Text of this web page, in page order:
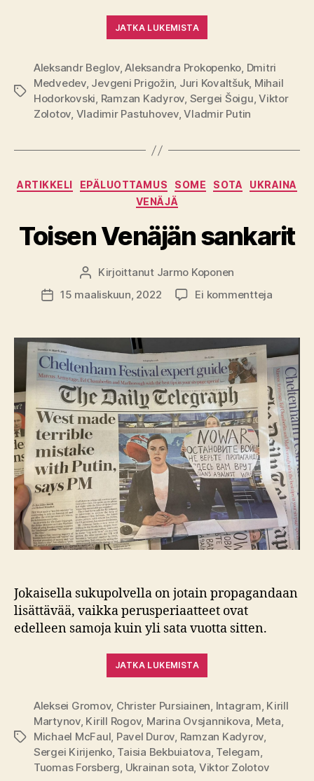
JATKA LUKEMISTA
Avainsanat
Aleksandr Beglov,Aleksandra Prokopenko, Dmitri
Medvedev, Jevgeni Prigožin, Juri Kovaltšuk, Mihail
Hodorkovski, Ramzan Kadyrov, Sergei Šoigu,Viktor
Zolotov, Vladimir Pastuhovev,Vladmir Putin
Kategoriat
ARTIKKELI EPÄLUOTTAMUS SOME SOTA
UKRAINA
VENÄJÄ
Toisen Venäjän sankarit
Kirjoittaja
Kirjoittanut Jarmo Koponen
Julkaisupäivämäärä
15 maaliskuun, 2022 Ei kommentteja
sankarit
Jokaisella sukupolvella on jotain propagandaan
lisättävää, vaikka perusperiaatteet ovat
edelleen samoja kuin yli sata vuotta sitten.
JATKA LUKEMISTA
Avainsanat
Aleksei Gromov, Christer Pursiainen Intagram Kirill
Martynov, Kirill Rogov, Marina Ovsjannikova Meta
Michael McFaul Pavel Durov Ramzan Kadyrov
Sergei Kirijenko, Taisia Bekbuiatova Telegam
Tuomas Forsberg Ukrainan sota Viktor Zolotov